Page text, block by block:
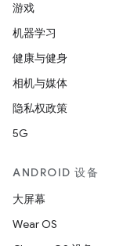
游戏
机器学习
健康与健身
相机与媒体
隐私权政策
5G
ANDROID 设备
大屏幕
Wear OS